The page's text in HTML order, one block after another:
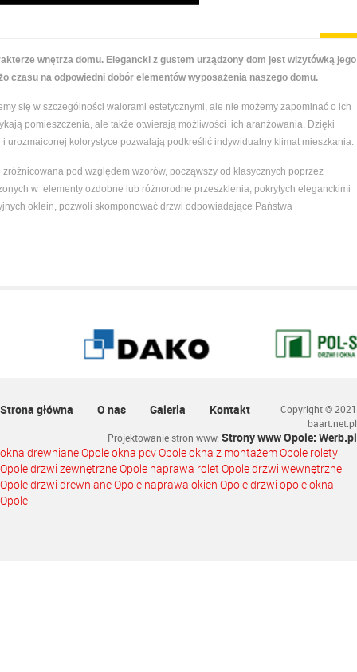
wnętrza domu. Elegancki z gustem urządzony dom jest wizytówką jego
czasu na odpowiedni dobór elementów wyposażenia naszego domu.
się w szczególności walorami estetycznymi, ale nie możemy zapominać o ich
pomieszczenia, ale także otwierają możliwości ich aranżowania. Dzięki
urozmaiconej kolorystyce pozwalają podkreślić indywidualny klimat mieszkania.
pod względem wzorów, począwszy od klasycznych poprzez
w elementy ozdobne lub różnorodne przeszklenia, pokrytych eleganckimi
oklein, pozwoli skomponować drzwi odpowiadające Państwa
Strona główna O nas Galeria Kontakt
Copyright © 2021
baart.net.pl
Projektowanie stron www: Strony www Opole: Werb.pl
okna drewniane Opole okna pcv Opole okna z montażem Opole rolety
Opole drzwi zewnętrzne Opole naprawa rolet Opole drzwi wewnętrzne
Opole drzwi drewniane Opole naprawa okien Opole drzwi opole okna
Opole